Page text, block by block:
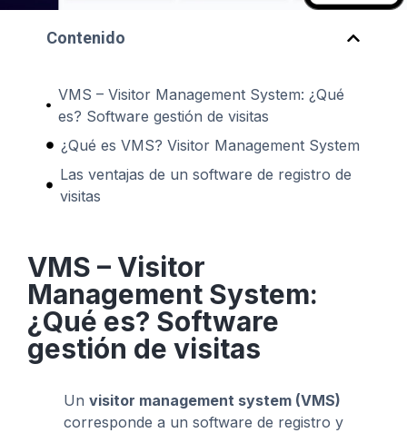
Contenido
VMS – Visitor Management System: ¿Qué
es? Software gestión de visitas
¿Qué es VMS? Visitor Management System
Las ventajas de un software de registro de
visitas
VMS – Visitor
Management System:
¿Qué es? Software
gestión de visitas
Un visitor management system (VMS)
corresponde a un software de registro y